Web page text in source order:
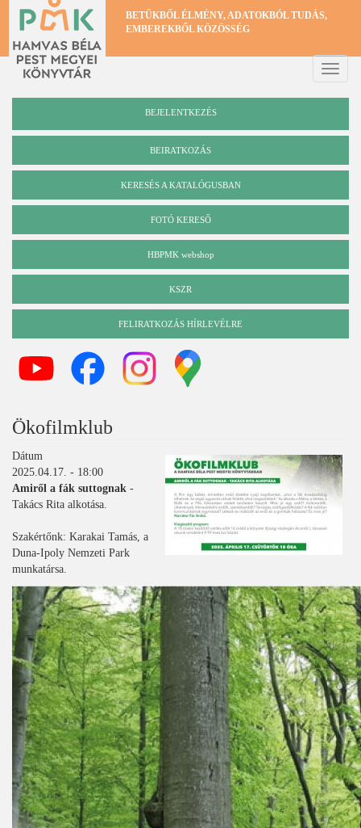
Ugrás
tartalomra
BETŰKBŐL ÉLMÉNY, ADATOKBÓL TUDÁS,
EMBEREKBŐL KÖZÖSSÉG
Toggle
BEJELENTKEZÉS
BEIRATKOZÁS
Katalógus
KERESÉS A KATALÓGUSBAN
FOTÓ KERESŐ
HBPMK webshop
KSZR
FELIRATKOZÁS HÍRLEVÉLRE
Ökofilmklub
Dátum
2025.04.17. - 18:00
Amiről a fák suttognak -
Takács Rita alkotása.
Szakértőnk: Karakai Tamás, a
Duna-Ipoly Nemzeti Park
munkatársa.